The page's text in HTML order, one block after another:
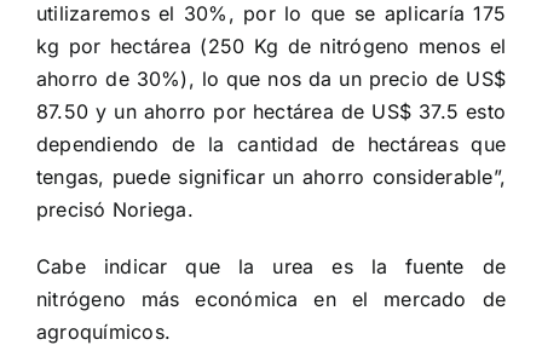
utilizaremos el 30%, por lo que se aplicaría 175
kg por hectárea (250 Kg de nitrógeno menos el
ahorro de 30%), lo que nos da un precio de US$
87.50 y un ahorro por hectárea de US$ 37.5 esto
dependiendo de la cantidad de hectáreas que
tengas, puede significar un ahorro considerable”,
precisó Noriega.
Cabe indicar que la urea es la fuente de
nitrógeno más económica en el mercado de
agroquímicos.